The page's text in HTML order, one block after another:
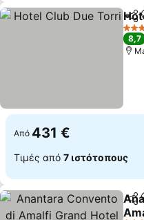
4
8,7
Από 431 €
Τιμές από 7 ιστότοπους